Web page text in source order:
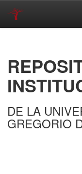
DE LA
GREGORIO